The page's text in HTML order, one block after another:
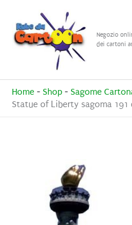
contenuto
Negozio
dei cartoni
Home - Shop - Sagome
Statue of Liberty sagoma 191